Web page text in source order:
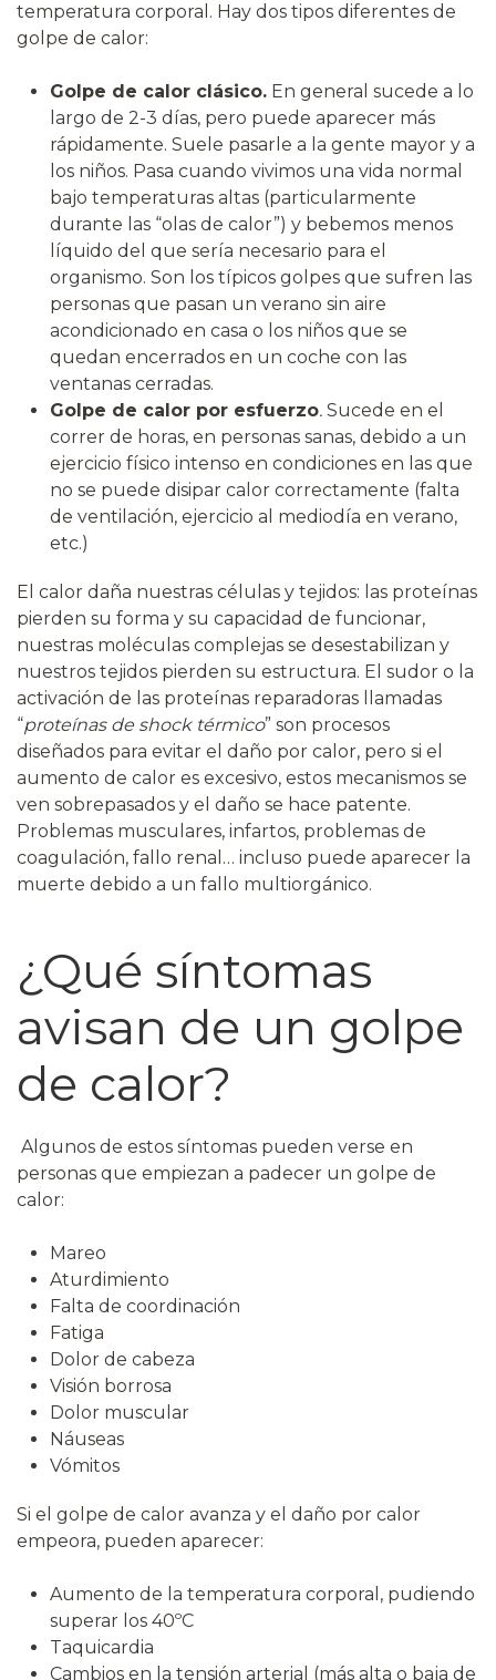
temperatura corporal. Hay dos tipos diferentes de
golpe de calor:
Golpe de calor clásico. En general sucede a lo
largo de 2-3 días, pero puede aparecer más
rápidamente. Suele pasarle a la gente mayor y a
los niños. Pasa cuando vivimos una vida normal
bajo temperaturas altas (particularmente
durante las “olas de calor”) y bebemos menos
líquido del que sería necesario para el
organismo. Son los típicos golpes que sufren las
personas que pasan un verano sin aire
acondicionado en casa o los niños que se
quedan encerrados en un coche con las
ventanas cerradas.
Golpe de calor por esfuerzo. Sucede en el
correr de horas, en personas sanas, debido a un
ejercicio físico intenso en condiciones en las que
no se puede disipar calor correctamente (falta
de ventilación, ejercicio al mediodía en verano,
etc.)
El calor daña nuestras células y tejidos: las proteínas
pierden su forma y su capacidad de funcionar,
nuestras moléculas complejas se desestabilizan y
nuestros tejidos pierden su estructura. El sudor o la
activación de las proteínas reparadoras llamadas
“proteínas de shock térmico” son procesos
diseñados para evitar el daño por calor, pero si el
aumento de calor es excesivo, estos mecanismos se
ven sobrepasados y el daño se hace patente.
Problemas musculares, infartos, problemas de
coagulación, fallo renal… incluso puede aparecer la
muerte debido a un fallo multiorgánico.
¿Qué síntomas
avisan de un golpe
de calor?
Algunos de estos síntomas pueden verse en
personas que empiezan a padecer un golpe de
calor:
Mareo
Aturdimiento
Falta de coordinación
Fatiga
Dolor de cabeza
Visión borrosa
Dolor muscular
Náuseas
Vómitos
Si el golpe de calor avanza y el daño por calor
empeora, pueden aparecer:
Aumento de la temperatura corporal, pudiendo
superar los 40ºC
Taquicardia
Cambios en la tensión arterial (más alta o baja de